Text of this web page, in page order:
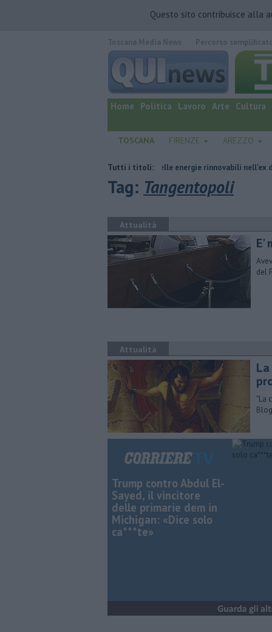
Questo sito contribuisce alla
quotidiano online.
Home Politica Lavoro Arte Cultura
TOSCANA FIRENZE AREZZO
Tutti i titoli:
Hub delle energie rinnovabili nell'ex deposito Eni
Tag: Tangentopoli
Attualità
E'
del
Attualità
​"La
Trump contro Abdul El-
Sayed, il vincitore
delle primarie dem in
Michigan: «Dice solo
ca***te»